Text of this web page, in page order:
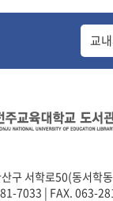
교
구 서학로50(동서학
7033 | FAX. 063-